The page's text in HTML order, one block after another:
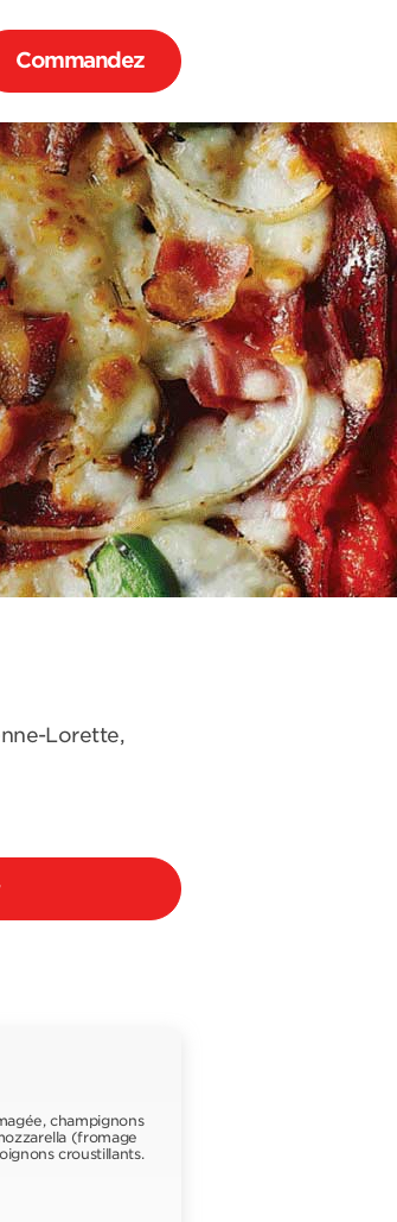
Commandez
Lorette,
champignons
(fromage
croustillants.